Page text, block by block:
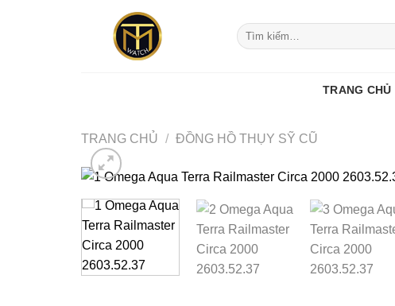
Tìm
kiếm:
TRANG CHỦ
TRANG CHỦ / ĐỒNG HỒ THỤY SỸ CŨ